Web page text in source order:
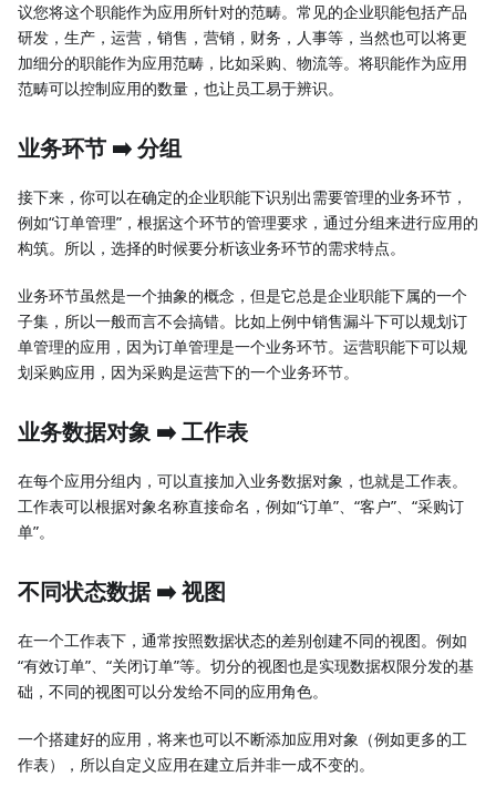
议您将这个职能作为应用所针对的范畴。常见的企业职能包括产品
研发，生产，运营，销售，营销，财务，人事等，当然也可以将更
加细分的职能作为应用范畴，比如采购、物流等。将职能作为应用
范畴可以控制应用的数量，也让员工易于辨识。
业务环节 ➡️ 分组
接下来，你可以在确定的企业职能下识别出需要管理的业务环节，
例如“订单管理”，根据这个环节的管理要求，通过分组来进行应用的
构筑。所以，选择的时候要分析该业务环节的需求特点。
业务环节虽然是一个抽象的概念，但是它总是企业职能下属的一个
子集，所以一般而言不会搞错。比如上例中销售漏斗下可以规划订
单管理的应用，因为订单管理是一个业务环节。运营职能下可以规
划采购应用，因为采购是运营下的一个业务环节。
业务数据对象 ➡️ 工作表
在每个应用分组内，可以直接加入业务数据对象，也就是工作表。
工作表可以根据对象名称直接命名，例如“订单”、“客户”、“采购订
单”。
不同状态数据 ➡️ 视图
在一个工作表下，通常按照数据状态的差别创建不同的视图。例如
“有效订单”、“关闭订单”等。切分的视图也是实现数据权限分发的基
础，不同的视图可以分发给不同的应用角色。
一个搭建好的应用，将来也可以不断添加应用对象（例如更多的工
作表），所以自定义应用在建立后并非一成不变的。